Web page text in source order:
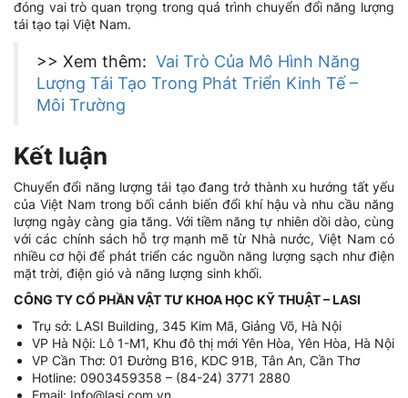
đóng vai trò quan trọng trong quá trình chuyển đổi năng lượng
tái tạo tại Việt Nam.
>> Xem thêm: Vai Trò Của Mô Hình Năng
Lượng Tái Tạo Trong Phát Triển Kinh Tế –
Môi Trường
Kết luận
Chuyển đổi năng lượng tái tạo đang trở thành xu hướng tất yếu
của Việt Nam trong bối cảnh biến đổi khí hậu và nhu cầu năng
lượng ngày càng gia tăng. Với tiềm năng tự nhiên dồi dào, cùng
với các chính sách hỗ trợ mạnh mẽ từ Nhà nước, Việt Nam có
nhiều cơ hội để phát triển các nguồn năng lượng sạch như điện
mặt trời, điện gió và năng lượng sinh khối.
CÔNG TY CỔ PHẦN VẬT TƯ KHOA HỌC KỸ THUẬT – LASI
Trụ sở: LASI Building, 345 Kim Mã, Giảng Võ, Hà Nội
VP Hà Nội: Lô 1-M1, Khu đô thị mới Yên Hòa, Yên Hòa, Hà Nội
VP Cần Thơ: 01 Đường B16, KDC 91B, Tân An, Cần Thơ
Hotline: 0903459358 – (84-24) 3771 2880
Email: Info@lasi.com.vn